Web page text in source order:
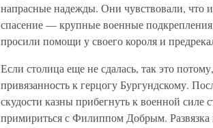
напрасные надежды. Они чувствовали, что
спасение — крупные военные
просили помощи у своего короля и
Если столица еще не сдалась, так это
привязанность к герцогу Бургундскому.
скудости казны прибегнуть к военной силе
примириться с Филиппом Добрым. Развязка